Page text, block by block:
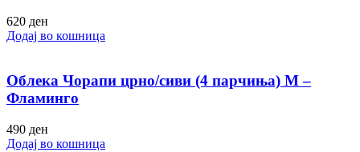
620 ден
Додај во кошница
Облека Чорапи црно/сиви (4 парчиња) M –
Фламинго
490 ден
Додај во кошница